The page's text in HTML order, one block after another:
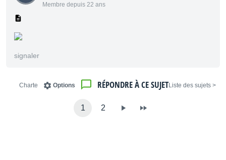
Membre depuis 22 ans
signaler
< Liste des sujets
RÉPONDRE À CE SUJET
Options
Charte
1 2